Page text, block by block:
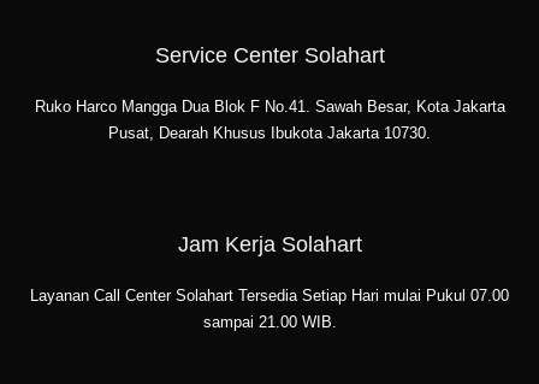
Service Center Solahart
Ruko Harco Mangga Dua Blok F No.41. Sawah Besar, Kota Jakarta
Pusat, Dearah Khusus Ibukota Jakarta 10730.
Jam Kerja Solahart
Layanan Call Center Solahart Tersedia Setiap Hari mulai Pukul 07.00
sampai 21.00 WIB.